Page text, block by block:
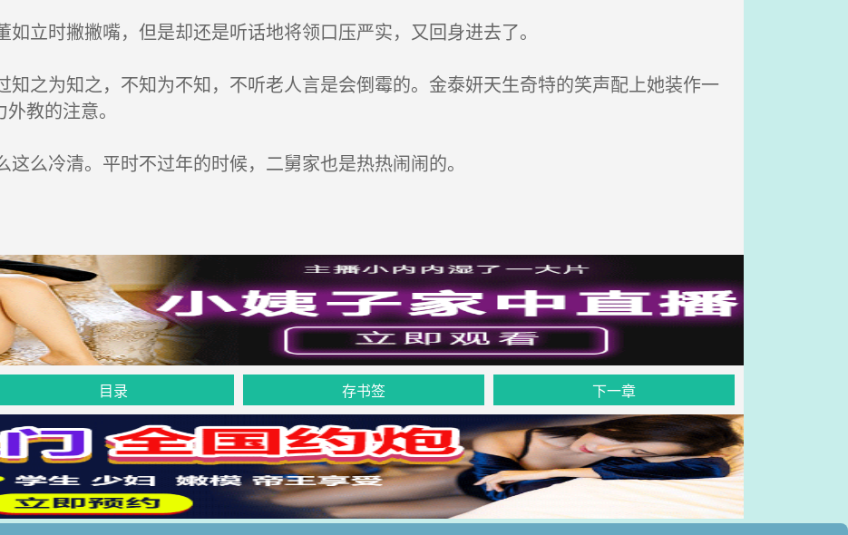
立时撇撇嘴，但是却还是听话地将领口压严实，又回身进去了。
之为知之，不知为不知，不听老人言是会倒霉的。金泰妍天生奇特的笑声配上她装作一
教的注意。
么冷清。平时不过年的时候，二舅家也是热热闹闹的。
目录 存书签 下一章